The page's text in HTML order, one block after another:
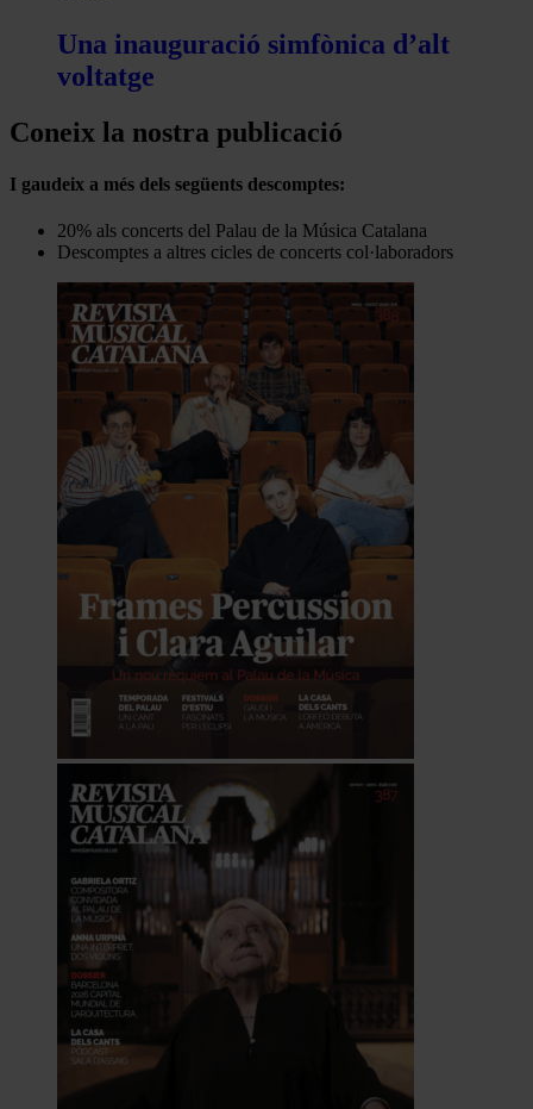
Una inauguració simfònica d’alt
voltatge
Coneix la nostra publicació
I gaudeix a més dels següents descomptes:
20% als concerts del Palau de la Música Catalana
Descomptes a altres cicles de concerts col·laboradors